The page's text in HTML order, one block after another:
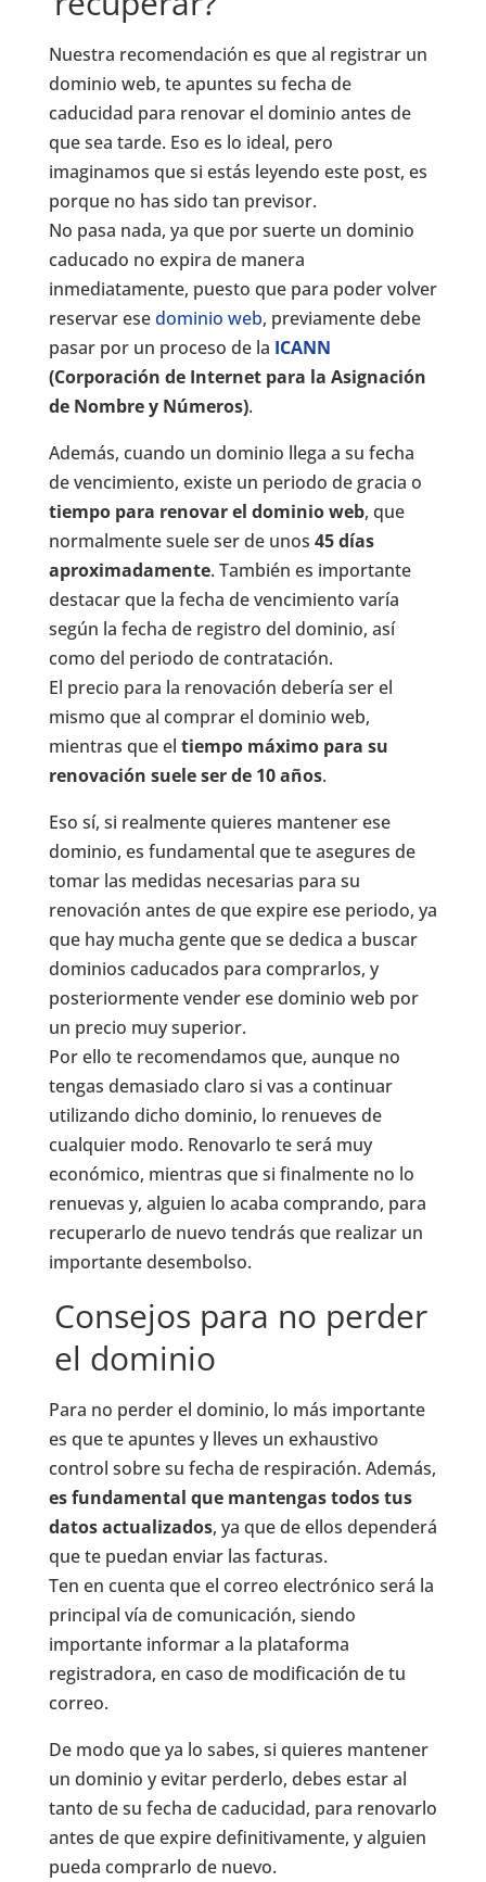
Nuestra recomendación es que al registrar un
dominio web, te apuntes su fecha de
caducidad para renovar el dominio antes de
que sea tarde. Eso es lo ideal, pero
imaginamos que si estás leyendo este post, es
porque no has sido tan previsor.
No pasa nada, ya que por suerte un dominio
caducado no expira de manera
inmediatamente, puesto que para poder volver
reservar esedominio web, previamente debe
pasar por un proceso de la ICANN
(Corporación de Internet para la Asignación
de Nombre y Números).
Además, cuando un dominio llega a su fecha
de vencimiento, existe un periodo de gracia o
tiempo para renovar el dominio web, que
normalmente suele ser de unos 45 días
aproximadamente. También es importante
destacar que la fecha de vencimiento varía
según la fecha de registro del dominio, así
como del periodo de contratación.
El precio para la renovación debería ser el
mismo que al comprar el dominio web,
mientras que el tiempo máximo para su
renovación suele ser de 10 años.
Eso sí, si realmente quieres mantener ese
dominio, es fundamental que te asegures de
tomar las medidas necesarias para su
renovación antes de que expire ese periodo, ya
que hay mucha gente que se dedica a buscar
dominios caducados para comprarlos, y
posteriormente vender ese dominio web por
un precio muy superior.
Por ello te recomendamos que, aunque no
tengas demasiado claro si vas a continuar
utilizando dicho dominio, lo renueves de
cualquier modo. Renovarlo te será muy
económico, mientras que si finalmente no lo
renuevas y, alguien lo acaba comprando, para
recuperarlo de nuevo tendrás que realizar un
importante desembolso.
Consejos para no perder
el dominio
Para no perder el dominio, lo más importante
es que te apuntes y lleves un exhaustivo
control sobre su fecha de respiración. Además,
es fundamental que mantengas todos tus
datos actualizados, ya que de ellos dependerá
que te puedan enviar las facturas.
Ten en cuenta que el correo electrónico será la
principal vía de comunicación, siendo
importante informar a la plataforma
registradora, en caso de modificación de tu
correo.
De modo que ya lo sabes, si quieres mantener
un dominio y evitar perderlo, debes estar al
tanto de su fecha de caducidad, para renovarlo
antes de que expire definitivamente, y alguien
pueda comprarlo de nuevo.